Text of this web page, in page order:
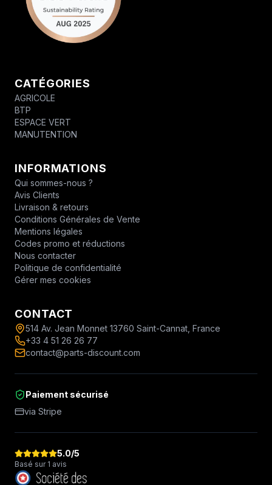
CATÉGORIES
AGRICOLE
BTP
ESPACE VERT
MANUTENTION
INFORMATIONS
Qui sommes-nous ?
Avis Clients
Livraison & retours
Conditions Générales de Vente
Mentions légales
Codes promo et réductions
Nous contacter
Politique de confidentialité
Gérer mes cookies
CONTACT
514 Av. Jean Monnet 13760 Saint-Cannat, France
+33 4 51 26 26 77
contact@parts-discount.com
Paiement sécurisé
via Stripe
5.0/5
Basé sur 1 avis